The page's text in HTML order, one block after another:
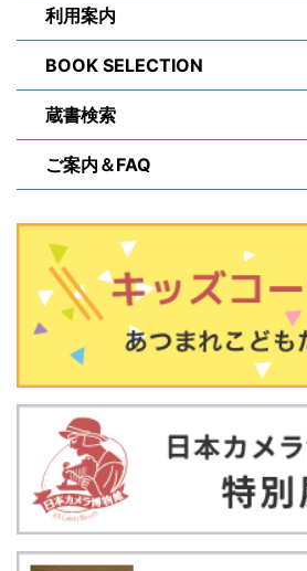
利用案内
BOOK SELECTION
蔵書検索
ご案内＆FAQ